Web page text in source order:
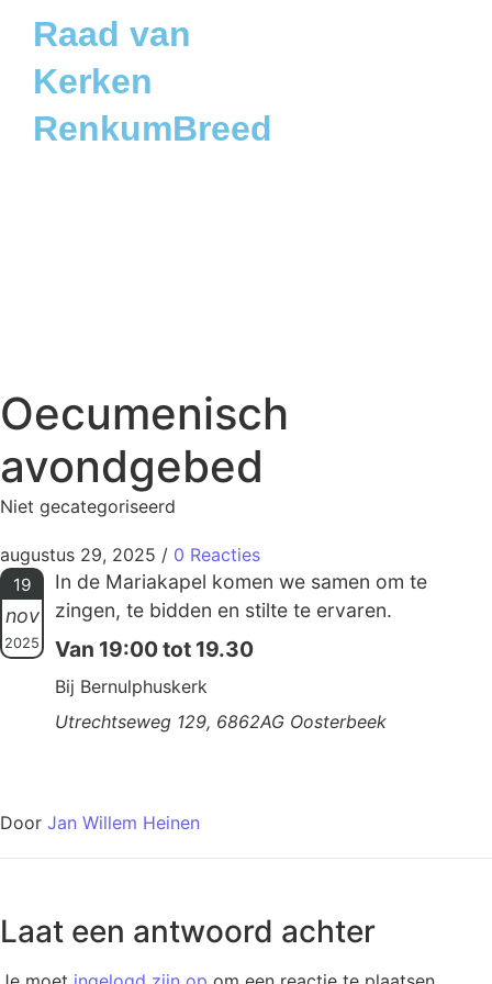
Raad van
Kerken
RenkumBreed
Oecumenisch
avondgebed
Niet gecategoriseerd
augustus 29, 2025 / 0 Reacties
19
nov
2025
In de Mariakapel komen we samen om te
zingen, te bidden en stilte te ervaren.
Van 19:00 tot 19.30
Bij Bernulphuskerk
Utrechtseweg 129, 6862AG Oosterbeek
Door Jan Willem Heinen
Laat een antwoord achter